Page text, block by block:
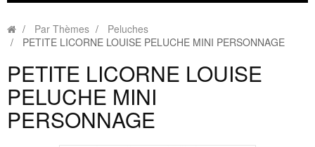
Par Thèmes
Peluches
PETITE LICORNE LOUISE PELUCHE MINI PERSONNAGE
PETITE LICORNE LOUISE
PELUCHE MINI
PERSONNAGE